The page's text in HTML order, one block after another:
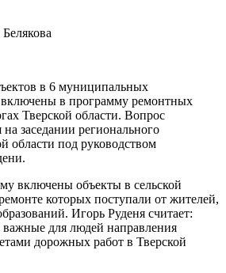
в 6 муниципальных
включены в программу ремонтных
Тверской области. Вопрос
заседании регионального
области под руководством
включены объекты в сельской
которых поступали от жителей,
Игорь Руденя считает:
для людей направления
дорожных работ в Тверской